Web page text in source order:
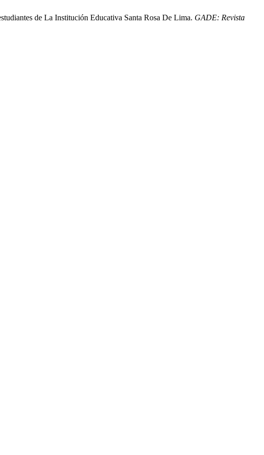
de La Institución Educativa Santa Rosa De Lima. GADE: Revista